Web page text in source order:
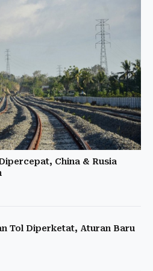
China & Rusia
Tol Diperketat, Aturan Baru